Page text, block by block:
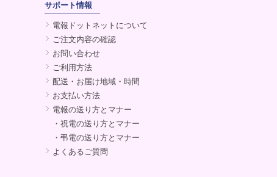
サポート情報
電報ドットネットについて
ご注文内容の確認
お問い合わせ
ご利用方法
配送・お届け地域・時間
お支払い方法
電報の送り方とマナー
・祝電の送り方とマナー
・弔電の送り方とマナー
よくあるご質問